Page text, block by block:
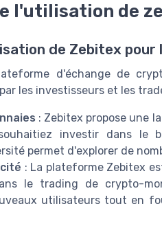
l'utilisation de
de Zebitex pour
d'échange de
les investisseurs et les
: Zebitex propose une
investir dans le
permet d'explorer de
: La plateforme Zebitex
le trading de crypto-
utilisateurs tout en